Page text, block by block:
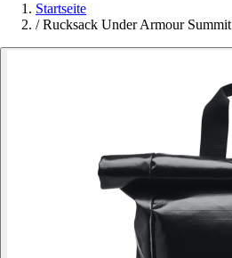
Startseite
/ Rucksack Under Armour Summit